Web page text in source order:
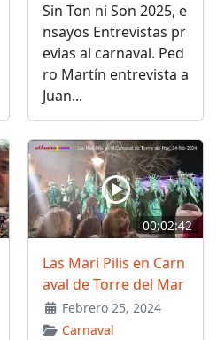
Sin Ton ni Son 2025, e
nsayos Entrevistas pr
evias al carnaval. Ped
ro Martín entrevista a
Juan...
00:02:42
Las Mari Pilis en Carn
aval de Torre del Mar
Febrero 25, 2024
Carnaval